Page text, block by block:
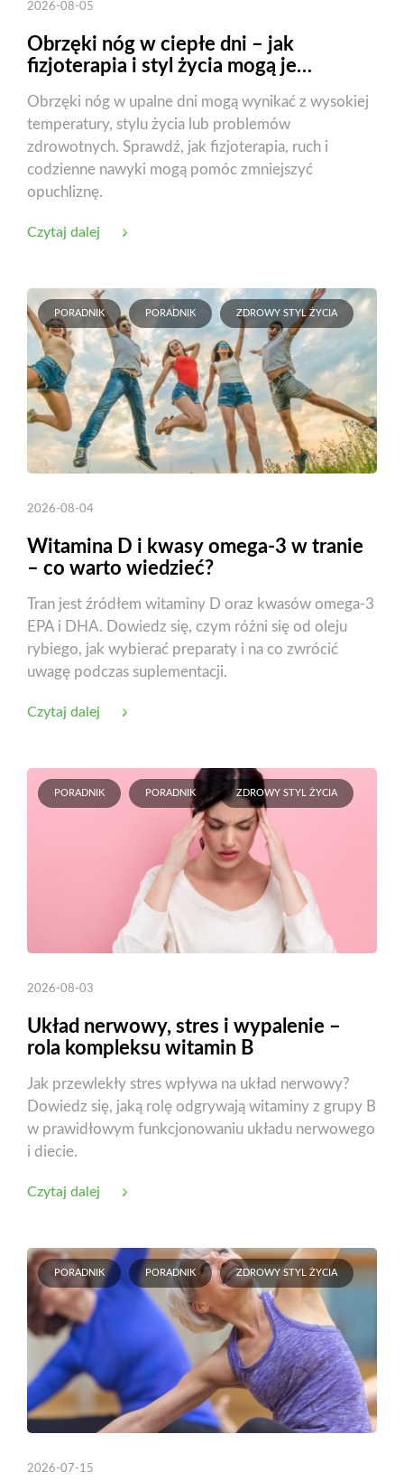
2026-08-05
Obrzęki nóg w ciepłe dni – jak
fizjoterapia i styl życia mogą je
Obrzęki nóg w upalne dni mogą wynikać z wysokiej
temperatury, stylu życia lub problemów
zdrowotnych. Sprawdź, jak fizjoterapia, ruch i
codzienne nawyki mogą pomóc zmniejszyć
opuchliznę.
Czytaj dalej
PORADNIK PORADNIK ZDROWY STYL ŻYCIA
2026-08-04
Witamina D i kwasy omega-3 w tranie
– co warto wiedzieć?
Tran jest źródłem witaminy D oraz kwasów omega-3
EPA i DHA. Dowiedz się, czym różni się od oleju
rybiego, jak wybierać preparaty i na co zwrócić
uwagę podczas suplementacji.
Czytaj dalej
PORADNIK PORADNIK ZDROWY STYL ŻYCIA
2026-08-03
Układ nerwowy, stres i wypalenie –
rola kompleksu witamin B
Jak przewlekły stres wpływa na układ nerwowy?
Dowiedz się, jaką rolę odgrywają witaminy z grupy B
w prawidłowym funkcjonowaniu układu nerwowego
i diecie.
Czytaj dalej
PORADNIK PORADNIK ZDROWY STYL ŻYCIA
2026-07-15